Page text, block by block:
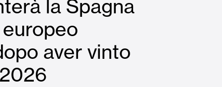
Famiglie
la Spagna
aver vinto